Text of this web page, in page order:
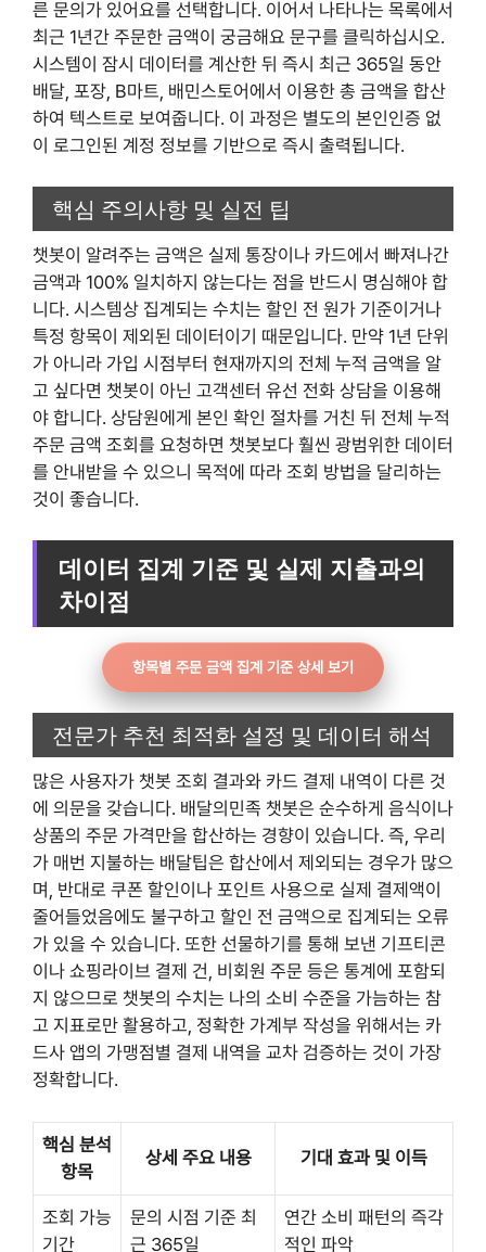
른 문의가 있어요를 선택합니다. 이어서 나타나는 목록에서
최근 1년간 주문한 금액이 궁금해요 문구를 클릭하십시오.
시스템이 잠시 데이터를 계산한 뒤 즉시 최근 365일 동안
배달, 포장, B마트, 배민스토어에서 이용한 총 금액을 합산
하여 텍스트로 보여줍니다. 이 과정은 별도의 본인인증 없
이 로그인된 계정 정보를 기반으로 즉시 출력됩니다.
핵심 주의사항 및 실전 팁
챗봇이 알려주는 금액은 실제 통장이나 카드에서 빠져나간
금액과 100% 일치하지 않는다는 점을 반드시 명심해야 합
니다. 시스템상 집계되는 수치는 할인 전 원가 기준이거나
특정 항목이 제외된 데이터이기 때문입니다. 만약 1년 단위
가 아니라 가입 시점부터 현재까지의 전체 누적 금액을 알
고 싶다면 챗봇이 아닌 고객센터 유선 전화 상담을 이용해
야 합니다. 상담원에게 본인 확인 절차를 거친 뒤 전체 누적
주문 금액 조회를 요청하면 챗봇보다 훨씬 광범위한 데이터
를 안내받을 수 있으니 목적에 따라 조회 방법을 달리하는
것이 좋습니다.
데이터 집계 기준 및 실제 지출과의
차이점
항목별 주문 금액 집계 기준 상세 보기
전문가 추천 최적화 설정 및 데이터 해석
많은 사용자가 챗봇 조회 결과와 카드 결제 내역이 다른 것
에 의문을 갖습니다. 배달의민족 챗봇은 순수하게 음식이나
상품의 주문 가격만을 합산하는 경향이 있습니다. 즉, 우리
가 매번 지불하는 배달팁은 합산에서 제외되는 경우가 많으
며, 반대로 쿠폰 할인이나 포인트 사용으로 실제 결제액이
줄어들었음에도 불구하고 할인 전 금액으로 집계되는 오류
가 있을 수 있습니다. 또한 선물하기를 통해 보낸 기프티콘
이나 쇼핑라이브 결제 건, 비회원 주문 등은 통계에 포함되
지 않으므로 챗봇의 수치는 나의 소비 수준을 가늠하는 참
고 지표로만 활용하고, 정확한 가계부 작성을 위해서는 카
드사 앱의 가맹점별 결제 내역을 교차 검증하는 것이 가장
정확합니다.
핵심 분석
항목
상세 주요 내용 기대 효과 및 이득
조회 가능
기간
문의 시점 기준 최
근 365일
연간 소비 패턴의 즉각
적인 파악